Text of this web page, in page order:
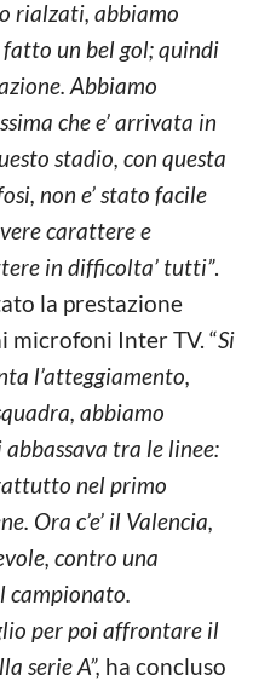
rialzati, abbiamo
un bel gol; quindi
Abbiamo
che e’ arrivata in
stadio, con questa
non e’ stato facile
carattere e
in difficolta’ tutti”.
la prestazione
microfoni Inter TV. “Si
l’atteggiamento,
abbiamo
abbassava tra le linee:
nel primo
Ora c’e’ il Valencia,
contro una
campionato.
per poi affrontare il
serie A”, ha concluso